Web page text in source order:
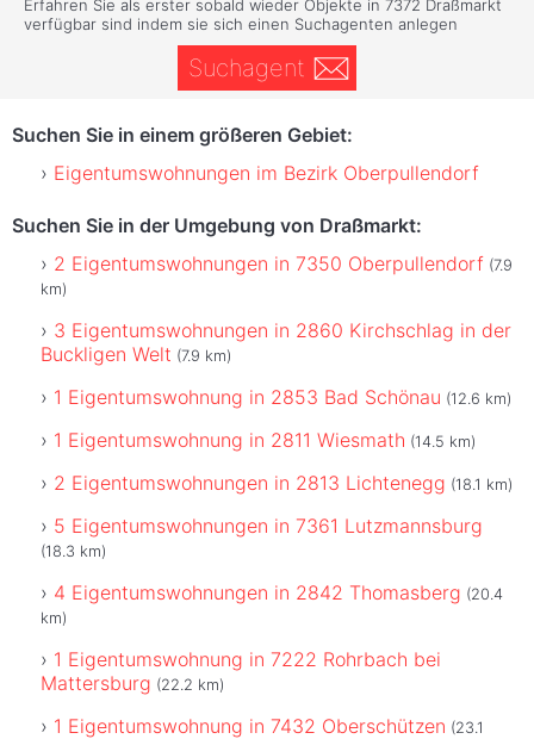
Erfahren Sie als erster sobald wieder Objekte in 7372 Draßmarkt
verfügbar sind indem sie sich einen Suchagenten anlegen
Suchagent
Suchen Sie in einem größeren Gebiet:
Eigentumswohnungen im Bezirk Oberpullendorf
Suchen Sie in der Umgebung von Draßmarkt:
2 Eigentumswohnungen in 7350 Oberpullendorf (7.9
km)
3 Eigentumswohnungen in 2860 Kirchschlag in der
Buckligen Welt (7.9 km)
1 Eigentumswohnung in 2853 Bad Schönau (12.6 km)
1 Eigentumswohnung in 2811 Wiesmath (14.5 km)
2 Eigentumswohnungen in 2813 Lichtenegg (18.1 km)
5 Eigentumswohnungen in 7361 Lutzmannsburg
(18.3 km)
4 Eigentumswohnungen in 2842 Thomasberg (20.4
km)
1 Eigentumswohnung in 7222 Rohrbach bei
Mattersburg (22.2 km)
1 Eigentumswohnung in 7432 Oberschützen (23.1